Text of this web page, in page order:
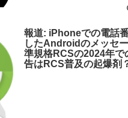
報道: iPhoneでの電話
したAndroidのメッセ
準規格RCSの2024年で
告はRCS普及の起爆剤